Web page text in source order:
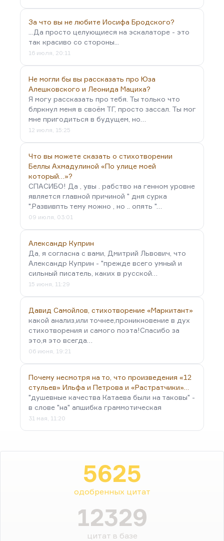
За что вы не любите Иосифа Бродского?
...Да просто целующиеся на эскалаторе - это
так красиво со стороны...
16 июля, 20:11
Не могли бы вы рассказать про Юза
Алешковского и Леонида Мациха?
Я могу рассказать про тебя. Ты только что
блркнул меня в своём ТГ, просто зассал. Ты мог
мне пригодиться в будущем, но…
12 июля, 15:25
Что вы можете сказать о стихотворении
Беллы Ахмадулиной «По улице моей
который…»?
СПАСИБО! Да , увы . рабство на генном уровне
является главной причиной " дня сурка
".Развивпть тему можно , но .. опять "…
09 июля, 03:01
Александр Куприн
Да, я согласна с вами, Дмитрий Львович, что
Александр Куприн - "прежде всего умный и
сильный писатель, каких в русской…
15 июня, 11:29
Давид Самойлов, стихотворение «Маркитант»
какой анализ,или точнее,проникновение в дух
стихотворения и самого поэта!Спасибо за
это,я это всегда…
06 июня, 19:21
Почему несмотря на то, что произведения «12
стульев» Ильфа и Петрова и «Растратчики»…
"душевные качества Катаева были на таковы" -
в слове "на" апшибка граммотическая
31 мая, 11:20
5625
одобренных цитат
12329
цитат в базе